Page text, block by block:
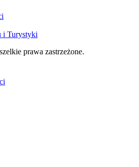
i Turystyki
prawa zastrzeżone.